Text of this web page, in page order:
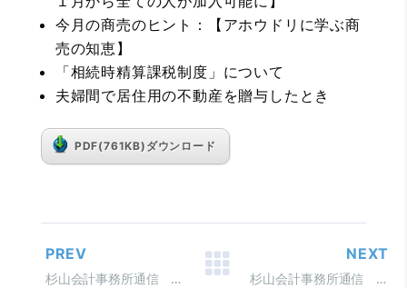
今月の商売のヒント：【アホウドリに学ぶ商
売の知恵】
「相続時精算課税制度」について
夫婦間で居住用の不動産を贈与したとき
PDF(761KB)ダウンロード
PREV
杉山会計事務所通信 平成28年11月号 Vol.096
NEXT
杉山会計事務所通信 平成28年9月号 Vol.094